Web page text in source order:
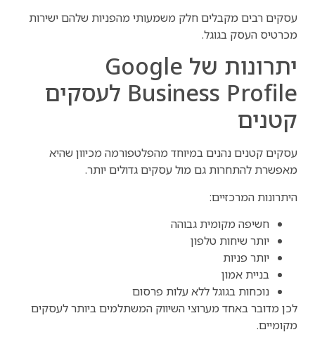
עסקים רבים מקבלים חלק משמעותי מהפניות שלהם ישירות
מכרטיס העסק בגוגל.
יתרונות של Google
Business Profile לעסקים
קטנים
עסקים קטנים נהנים במיוחד מהפלטפורמה מכיוון שהיא
מאפשרת להתחרות גם מול עסקים גדולים יותר.
היתרונות המרכזיים:
חשיפה מקומית גבוהה
יותר שיחות טלפון
יותר פניות
בניית אמון
נוכחות בגוגל ללא עלות פרסום
לכן מדובר באחד מערוצי השיווק המשתלמים ביותר לעסקים
מקומיים.